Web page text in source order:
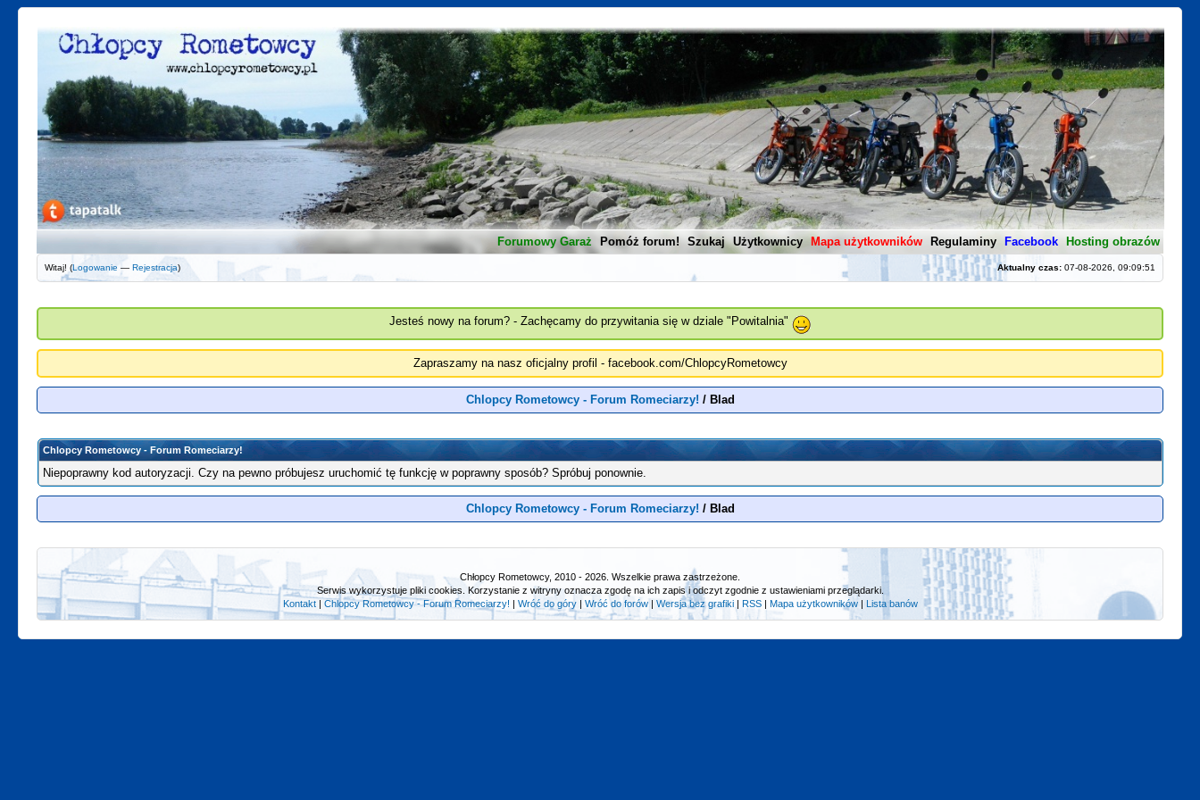
Forumowy Garaż Pomóż forum! Szukaj Użytkownicy Mapa użytkowników Regulaminy Facebook Hosting obrazów
Aktualny czas:07-08-2026, 09:09:51
Witaj! (Logowanie —Rejestracja)
Jesteś nowy na forum? - Zachęcamy do przywitania się w dziale "Powitalnia"
Zapraszamy na nasz oficjalny profil - facebook.com/ChlopcyRometowcy
Chlopcy Rometowcy - Forum Romeciarzy! / Blad
Chlopcy Rometowcy - Forum Romeciarzy!
Niepoprawny kod autoryzacji. Czy na pewno próbujesz uruchomić tę funkcję w poprawny sposób? Spróbuj ponownie.
Chlopcy Rometowcy - Forum Romeciarzy! / Blad
Chłopcy Rometowcy, 2010 - 2026. Wszelkie prawa zastrzeżone.
Serwis wykorzystuje pliki cookies. Korzystanie z witryny oznacza zgodę na ich zapis i odczyt zgodnie z ustawieniami przeglądarki.
Kontakt| Chlopcy Rometowcy - Forum Romeciarzy! Wróć do góry| Wróć do forów| Wersja bez grafiki| RSS| Mapa użytkowników| Lista banów